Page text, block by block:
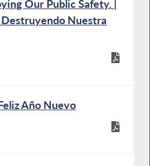
Our Public Safety. |
Destruyendo Nuestra
Año Nuevo